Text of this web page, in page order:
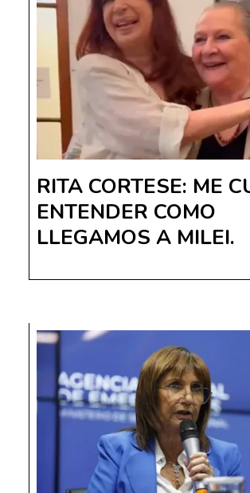
RITA CORTESE: ME
ENTENDER COMO
LLEGAMOS A MILEI.